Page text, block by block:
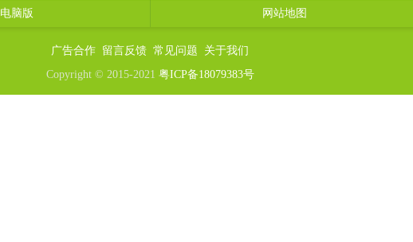
电脑版 网站地图
广告合作 留言反馈 常见问题
关于我们
Copyright © 2015-2021 粤ICP备18079383号